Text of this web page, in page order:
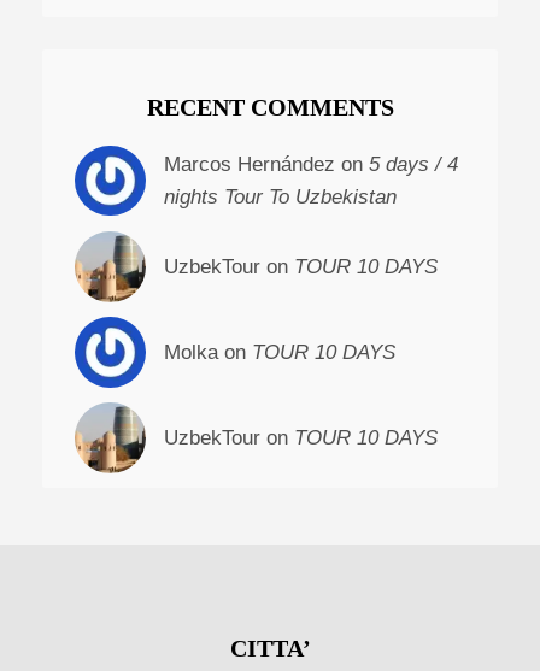
RECENT COMMENTS
Marcos Hernández on 5 days / 4
nights Tour To Uzbekistan
UzbekTour on TOUR 10 DAYS
Molka on TOUR 10 DAYS
UzbekTour on TOUR 10 DAYS
CITTA’